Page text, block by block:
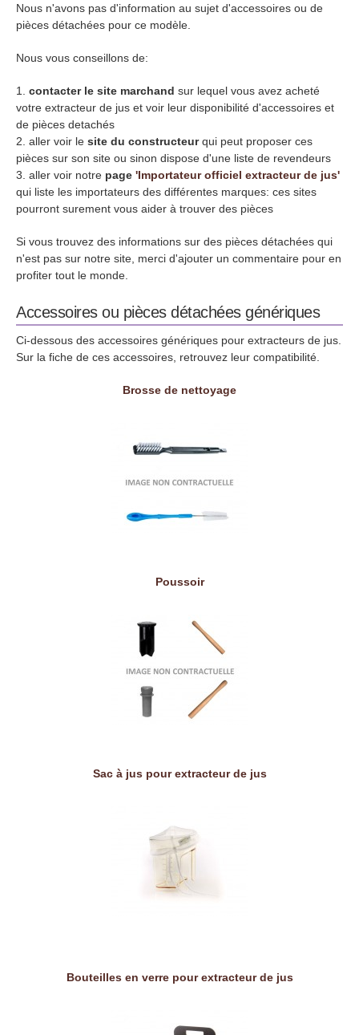
Nous n'avons pas d'information au sujet d'accessoires ou de
pièces détachées pour ce modèle.
Nous vous conseillons de:
contacter le site marchand sur lequel vous avez acheté
votre extracteur de jus et voir leur disponibilité d'accessoires et
de pièces detachés
aller voir le site du constructeurqui peut proposer ces
pièces sur son site ou sinon dispose d'une liste de revendeurs
aller voir notre page 'Importateur officiel extracteur de jus'
qui liste les importateurs des différentes marques: ces sites
pourront surement vous aider à trouver des pièces
Si vous trouvez des informations sur des pièces détachées qui
n'est pas sur notre site, merci d'ajouter un commentaire pour en
profiter tout le monde.
Accessoires ou pièces détachées génériques
Ci-dessous des accessoires génériques pour extracteurs de jus.
Sur la fiche de ces accessoires, retrouvez leur compatibilité.
Brosse de nettoyage
Poussoir
Sac à jus pour extracteur de jus
Bouteilles en verre pour extracteur de jus